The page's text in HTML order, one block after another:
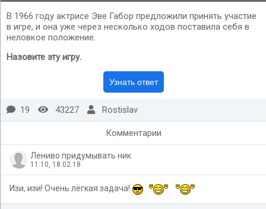
В 1966 году актрисе Эве Габор предложили принять участие
в игре, и она уже через несколько ходов поставила себя в
неловкое положение.
Назовите эту игру.
19 43227 Rostislav
Комментарии
Лениво придумывать ник
11:10, 18.02.18
Изи, изи! Очень лёгкая задача!